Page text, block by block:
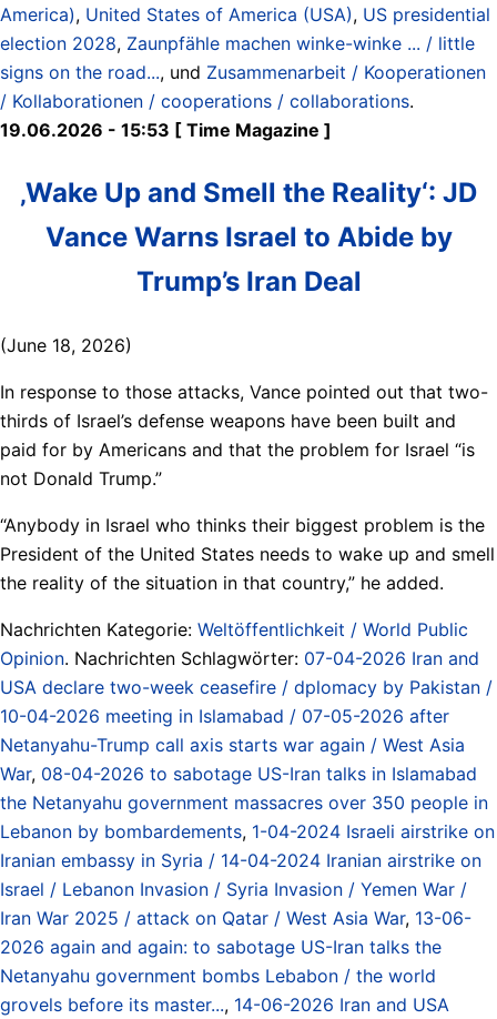
America), United States of America (USA), US presidential
election 2028, Zaunpfähle machen winke-winke ... / little
signs on the road..., und Zusammenarbeit / Kooperationen
/ Kollaborationen / cooperations / collaborations.
19.06.2026 - 15:53 [ Time Magazine ]
‚Wake Up and Smell the Reality‘: JD
Vance Warns Israel to Abide by
Trump’s Iran Deal
(June 18, 2026)
In response to those attacks, Vance pointed out that two-
thirds of Israel’s defense weapons have been built and
paid for by Americans and that the problem for Israel “is
not Donald Trump.”
“Anybody in Israel who thinks their biggest problem is the
President of the United States needs to wake up and smell
the reality of the situation in that country,” he added.
Nachrichten Kategorie: Weltöffentlichkeit / World Public
Opinion. Nachrichten Schlagwörter: 07-04-2026 Iran and
USA declare two-week ceasefire / dplomacy by Pakistan /
10-04-2026 meeting in Islamabad / 07-05-2026 after
Netanyahu-Trump call axis starts war again / West Asia
War, 08-04-2026 to sabotage US-Iran talks in Islamabad
the Netanyahu government massacres over 350 people in
Lebanon by bombardements, 1-04-2024 Israeli airstrike on
Iranian embassy in Syria / 14-04-2024 Iranian airstrike on
Israel / Lebanon Invasion / Syria Invasion / Yemen War /
Iran War 2025 / attack on Qatar / West Asia War, 13-06-
2026 again and again: to sabotage US-Iran talks the
Netanyahu government bombs Lebabon / the world
grovels before its master..., 14-06-2026 Iran and USA